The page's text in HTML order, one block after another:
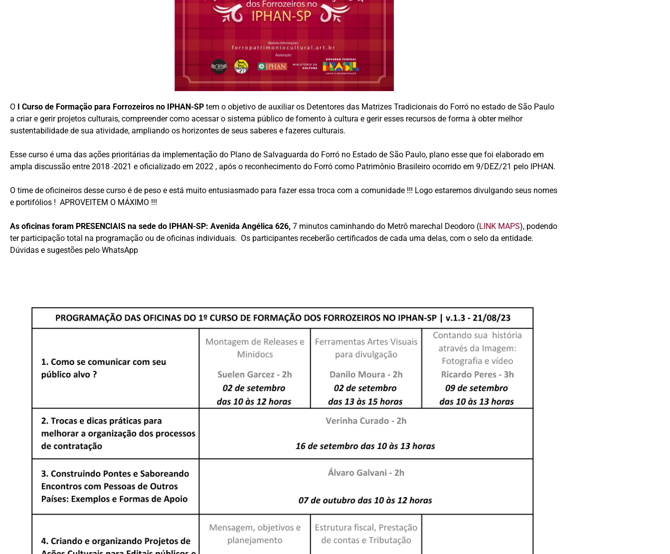
O I Curso de Formação para Forrozeiros no IPHAN-SP tem o objetivo de auxiliar os Detentores das Matrizes Tradicionais do Forró no estado de São Paulo
a criar e gerir projetos culturais, compreender como acessar o sistema público de fomento à cultura e gerir esses recursos de forma à obter melhor
sustentabilidade de sua atividade, ampliando os horizontes de seus saberes e fazeres culturais.
Esse curso é uma das ações prioritárias da implementação do Plano de Salvaguarda do Forró no Estado de São Paulo, plano esse que foi elaborado em
ampla discussão entre 2018 -2021 e oficializado em 2022 , após o reconhecimento do Forró como Patrimônio Brasileiro ocorrido em 9/DEZ/21 pelo IPHAN.
O time de oficineiros desse curso é de peso e está muito entusiasmado para fazer essa troca com a comunidade !!! Logo estaremos divulgando seus nomes
e portifólios ! APROVEITEM O MÁXIMO !!!
As oficinas foram PRESENCIAIS na sede do IPHAN-SP: Avenida Angélica 626, 7 minutos caminhando do Metrô marechal Deodoro (LINK MAPS), podendo
ter participação total na programação ou de oficinas individuais. Os participantes receberão certificados de cada uma delas, com o selo da entidade.
Dúvidas e sugestões pelo WhatsApp